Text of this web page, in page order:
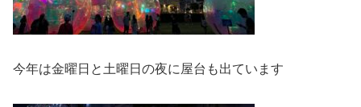
今年は金曜日と土曜日の夜に屋台も出ています